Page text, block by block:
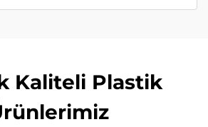
Kaliteli Plastik